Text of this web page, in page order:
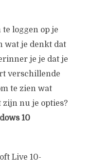
loggen op je
wat je denkt dat
je je dat je
verschillende
te zien wat
nu je opties?
10
Live 10-